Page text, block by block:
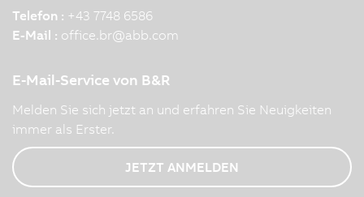
Telefon : +43 7748 6586
E-Mail : office.br@abb.com
E-Mail-Service von B&R
Melden Sie sich jetzt an und erfahren Sie Neuigkeiten
immer als Erster.
JETZT ANMELDEN